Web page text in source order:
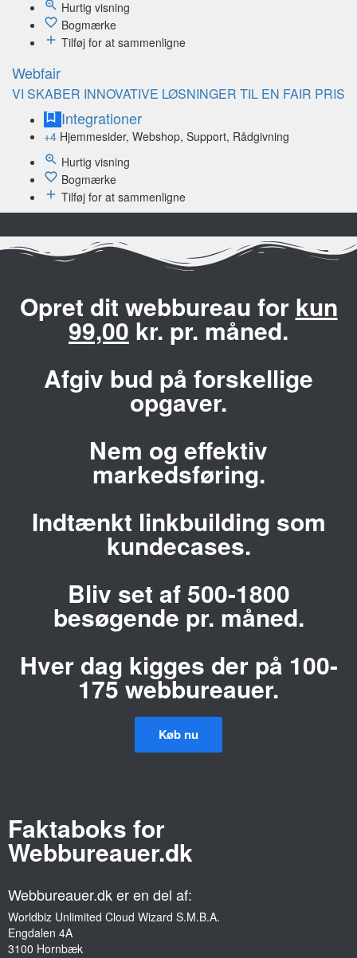
Hurtig visning
Bogmærke
Tilføj for at sammenligne
Webfair
VI SKABER INNOVATIVE LØSNINGER TIL EN FAIR PRIS
Integrationer
+4 Hjemmesider, Webshop, Support, Rådgivning
Hurtig visning
Bogmærke
Tilføj for at sammenligne
Opret dit webbureau for kun
99,00 kr. pr. måned.
Afgiv bud på forskellige
opgaver.
Nem og effektiv
markedsføring.
Indtænkt linkbuilding som
kundecases.
Bliv set af 500-1800
besøgende pr. måned.
Hver dag kigges der på 100-
175 webbureauer.
Køb nu
Faktaboks for
Webbureauer.dk
Webbureauer.dk er en del af:
Worldbiz Unlimited Cloud Wizard S.M.B.A.
Engdalen 4A
3100 Hornbæk